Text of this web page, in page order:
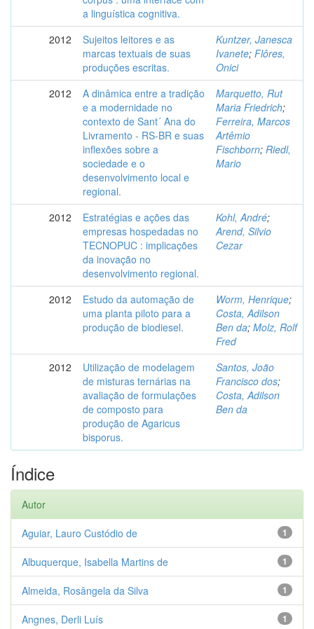
a linguística cognitiva.
2012
Sujeitos leitores e as
marcas textuais de suas
produções escritas.
Kuntzer, Janesca
Ivanete; Flôres,
Onici
2012
A dinâmica entre a tradição
e a modernidade no
contexto de Sant´ Ana do
Livramento - RS-BR e suas
inflexões sobre a
sociedade e o
desenvolvimento local e
regional.
Marquetto, Rut
Maria Friedrich;
Ferreira, Marcos
Artêmio
Fischborn; Riedl,
Mario
2012
Estratégias e ações das
empresas hospedadas no
TECNOPUC : implicações
da inovação no
desenvolvimento regional.
Kohl, André;
Arend, Silvio
Cezar
2012
Estudo da automação de
uma planta piloto para a
produção de biodiesel.
Worm, Henrique;
Costa, Adilson
Ben da; Molz, Rolf
Fred
2012
Utilização de modelagem
de misturas ternárias na
avaliação de formulações
de composto para
produção de Agaricus
bisporus.
Santos, João
Francisco dos;
Costa, Adilson
Ben da
Índice
Autor
1
Aguiar, Lauro Custódio de
1
Albuquerque, Isabella Martins de
1
Almeida, Rosângela da Silva
1
Angnes, Derli Luís